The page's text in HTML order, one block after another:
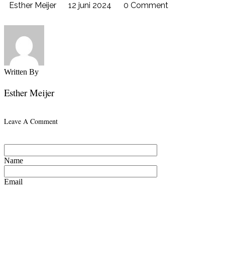
Esther Meijer 12 juni 2024 0 Comment
Written By
Esther Meijer
Leave A Comment
Name
Email